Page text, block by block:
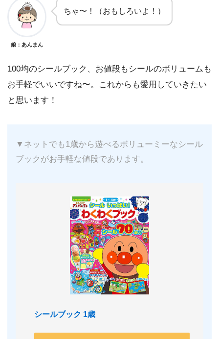
娘：あんまん
ちゃ〜！（おもしろいよ！）
100均のシールブック、お値段もシールのボリュームも
お手軽でいいですね〜。これからも愛用していきたい
と思います！
▼ネットでも1歳から遊べるボリューミーなシール
ブックがお手軽な値段であります。
シールブック 1歳